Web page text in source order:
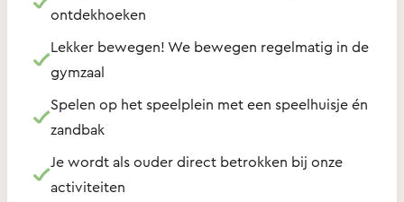
ontdekhoeken
Lekker bewegen! We bewegen regelmatig in de
gymzaal
Spelen op het speelplein met een speelhuisje én
zandbak
Je wordt als ouder direct betrokken bij onze
activiteiten